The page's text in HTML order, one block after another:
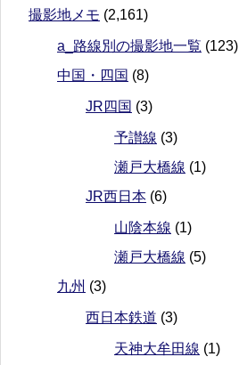
撮影地メモ (2,161)
a_路線別の撮影地一覧 (123)
中国・四国 (8)
JR四国 (3)
予讃線 (3)
瀬戸大橋線 (1)
JR西日本 (6)
山陰本線 (1)
瀬戸大橋線 (5)
九州 (3)
西日本鉄道 (3)
天神大牟田線 (1)